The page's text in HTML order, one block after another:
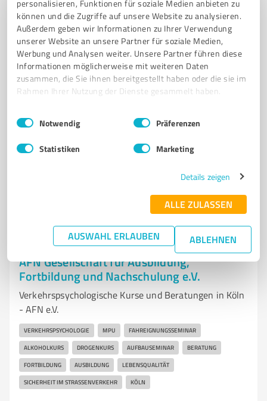
personalisieren, Funktionen für soziale Medien anbieten zu
können und die Zugriffe auf unsere Website zu analysieren.
Außerdem geben wir Informationen zu Ihrer Verwendung
unserer Website an unsere Partner für soziale Medien,
Werbung und Analysen weiter. Unsere Partner führen diese
Informationen möglicherweise mit weiteren Daten
zusammen, die Sie ihnen bereitgestellt haben oder die sie im
Rahmen Ihrer Nutzung der Dienste gesammelt haben.
Impressum Datenschutzbestimmungen
Einwilligungsauswahl
Notwendig Präferenzen
Statistiken Marketing
Details zeigen
ALLE ZULASSEN
AUSWAHL ERLAUBEN ABLEHNEN
7Bewertungen
Sie möchten auch hier gelistet werden?
Registrieren Sie sich jetzt und werden Sie ein von
Kunden empfohlener ProvenExpert!
Psychologische Beratung
AFN Gesellschaft für Ausbildung,
Fortbildung und Nachschulung e.V.
Verkehrspsychologische Kurse und Beratungen in Köln
- AFN e.V.
VERKEHRSPSYCHOLOGIE MPU FAHREIGNUNGSSEMINAR
ALKOHOLKURS DROGENKURS AUFBAUSEMINAR BERATUNG
FORTBILDUNG AUSBILDUNG LEBENSQUALITÄT
SICHERHEIT IM STRASSENVERKEHR KÖLN